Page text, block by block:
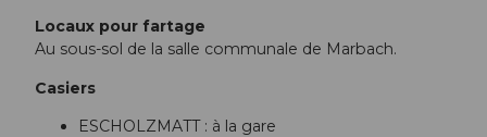
Locaux pour fartage
Au sous-sol de la salle communale de Marbach.
Casiers
ESCHOLZMATT : à la gare